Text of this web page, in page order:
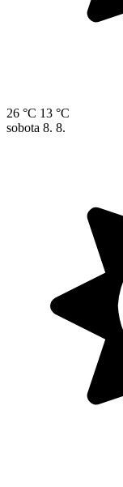
26 °C 13 °C
sobota 8. 8.